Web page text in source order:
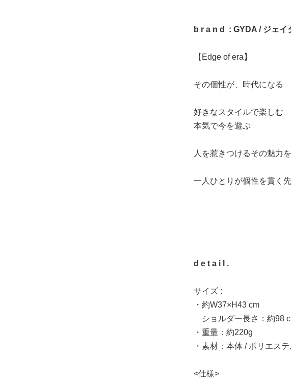
b r a n d : GYDA / ジェイ
【Edge of era】
その個性が、時代になる
好きなスタイルで楽しむ
本気で今を遊ぶ
人を惹きつけるその魅力
一人ひとりが個性を貫く
d e t a i l .
サイズ :
・約W37×H43 cm
ショルダー長さ：約98
・重量：約220g
・素材：本体 / ポリエス
<仕様>